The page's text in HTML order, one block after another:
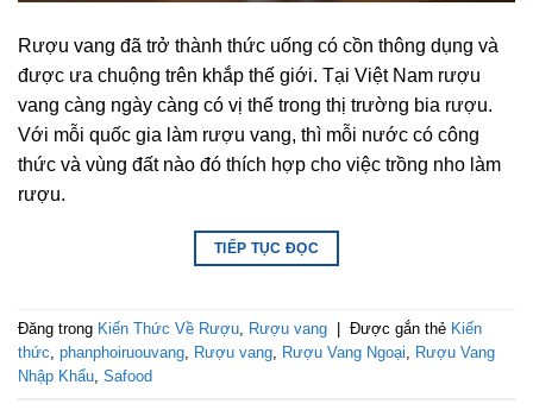
Rượu vang đã trở thành thức uống có cồn thông dụng và
được ưa chuộng trên khắp thế giới. Tại Việt Nam rượu
vang càng ngày càng có vị thế trong thị trường bia rượu.
Với mỗi quốc gia làm rượu vang, thì mỗi nước có công
thức và vùng đất nào đó thích hợp cho việc trồng nho làm
rượu.
TIẾP TỤC ĐỌC
Đăng trong Kiến Thức Về Rượu, Rượu vang Được gắn thẻ Kiến
thức, phanphoiruouvang, Rượu vang, Rượu Vang Ngoại, Rượu Vang
Nhập Khẩu, Safood